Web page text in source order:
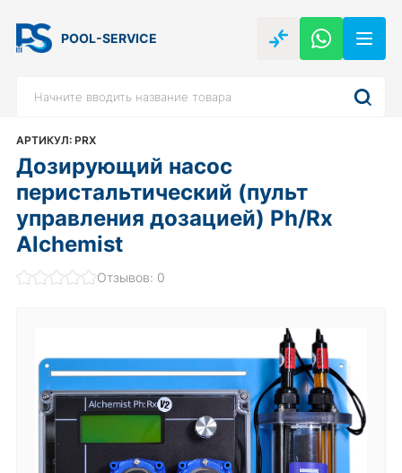
POOL-SERVICE
АРТИКУЛ: PRX
Дозирующий насос
перистальтический (пульт
управления дозацией) Ph/Rx
Alchemist
Отзывов: 0